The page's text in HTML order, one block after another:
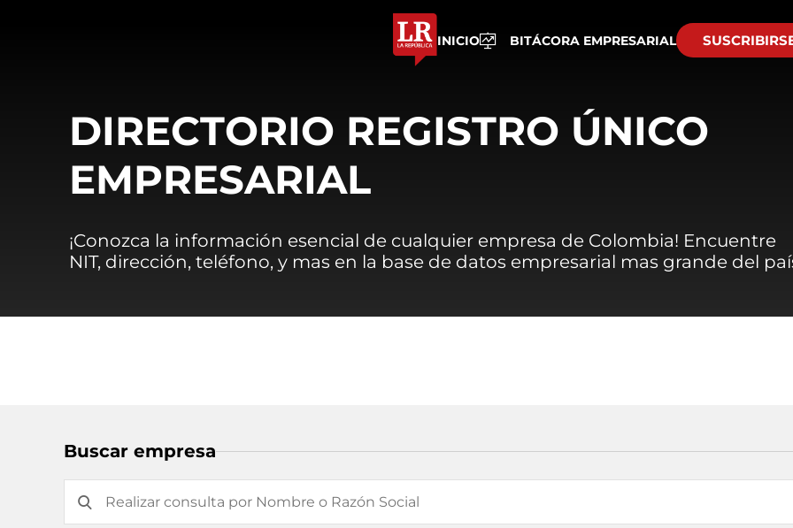
INICIO BITÁCORA EMPRESARIAL
DIRECTORIO REGISTRO ÚNICO
EMPRESARIAL
¡Conozca la información esencial de cualquier empresa de Colombia! Encuentre
NIT, dirección, teléfono, y mas en la base de datos empresarial mas grande del
Buscar empresa